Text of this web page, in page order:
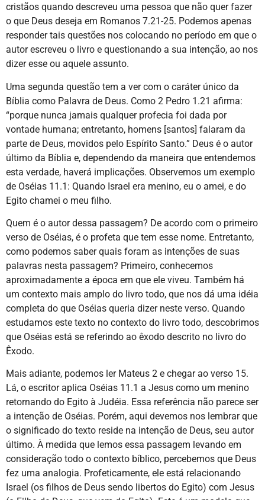
cristãos quando descreveu uma pessoa que não quer fazer
o que Deus deseja em Romanos 7.21-25. Podemos apenas
responder tais questões nos colocando no período em que o
autor escreveu o livro e questionando a sua intenção, ao nos
dizer esse ou aquele assunto.
Uma segunda questão tem a ver com o caráter único da
Bíblia como Palavra de Deus. Como 2 Pedro 1.21 afirma:
“porque nunca jamais qualquer profecia foi dada por
vontade humana; entretanto, homens [santos] falaram da
parte de Deus, movidos pelo Espírito Santo.” Deus é o autor
último da Bíblia e, dependendo da maneira que entendemos
esta verdade, haverá implicações. Observemos um exemplo
de Oséias 11.1: Quando Israel era menino, eu o amei, e do
Egito chamei o meu filho.
Quem é o autor dessa passagem? De acordo com o primeiro
verso de Oséias, é o profeta que tem esse nome. Entretanto,
como podemos saber quais foram as intenções de suas
palavras nesta passagem? Primeiro, conhecemos
aproximadamente a época em que ele viveu. Também há
um contexto mais amplo do livro todo, que nos dá uma idéia
completa do que Oséias queria dizer neste verso. Quando
estudamos este texto no contexto do livro todo, descobrimos
que Oséias está se referindo ao êxodo descrito no livro do
Êxodo.
Mais adiante, podemos ler Mateus 2 e chegar ao verso 15.
Lá, o escritor aplica Oséias 11.1 a Jesus como um menino
retornando do Egito à Judéia. Essa referência não parece ser
a intenção de Oséias. Porém, aqui devemos nos lembrar que
o significado do texto reside na intenção de Deus, seu autor
último. À medida que lemos essa passagem levando em
consideração todo o contexto bíblico, percebemos que Deus
fez uma analogia. Profeticamente, ele está relacionando
Israel (os filhos de Deus sendo libertos do Egito) com Jesus